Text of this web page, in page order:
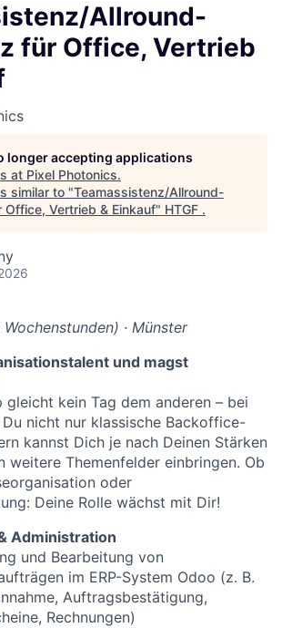
Allround-
für Office, Vertrieb
longer accepting applications
at Pixel Photonics.
similar to "Teamassistenz/Allround-
Vertrieb & Einkauf" HTGF .
· Münster
und magst
gleicht kein Tag dem anderen – bei
nicht nur klassische Backoffice-
kannst Dich je nach Deinen Stärken
weitere Themenfelder einbringen. Ob
oder
Deine Rolle wächst mit Dir!
Administration
und Bearbeitung von
im ERP-System Odoo (z. B.
Auftragsbestätigung,
Rechnungen)